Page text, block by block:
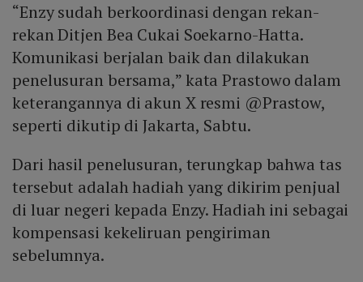
“Enzy sudah berkoordinasi dengan rekan-
rekan Ditjen Bea Cukai Soekarno-Hatta.
Komunikasi berjalan baik dan dilakukan
penelusuran bersama,” kata Prastowo dalam
keterangannya di akun X resmi @Prastow,
seperti dikutip di Jakarta, Sabtu.
Dari hasil penelusuran, terungkap bahwa tas
tersebut adalah hadiah yang dikirim penjual
di luar negeri kepada Enzy. Hadiah ini sebagai
kompensasi kekeliruan pengiriman
sebelumnya.